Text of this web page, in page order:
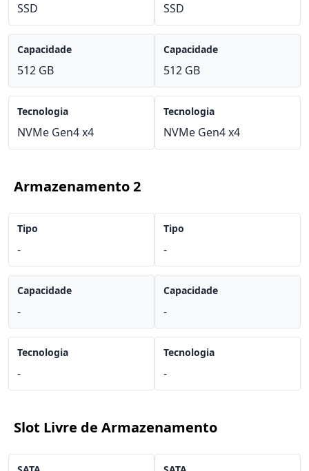
SSD
Capacidade
512 GB
Tecnologia
NVMe Gen4 x4
SSD
Capacidade
512 GB
Tecnologia
NVMe Gen4 x4
Armazenamento 2
Tipo
-
Capacidade
-
Tecnologia
-
Tipo
-
Capacidade
-
Tecnologia
-
Slot Livre de Armazenamento